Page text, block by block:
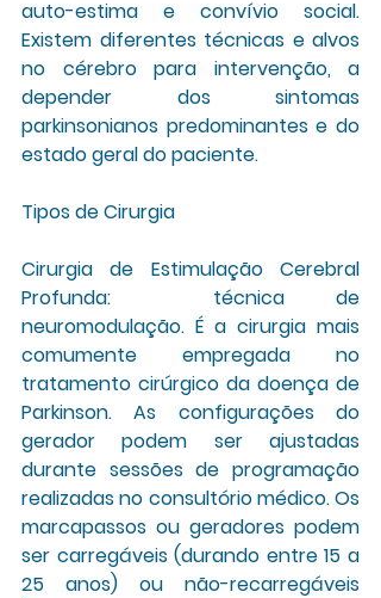
auto-estima e convívio social.
Existem diferentes técnicas e alvos
no cérebro para intervenção, a
depender dos sintomas
parkinsonianos predominantes e do
estado geral do paciente.
Tipos de Cirurgia
Cirurgia de Estimulação Cerebral
Profunda:
técnica de
neuromodulação. É a cirurgia mais
comumente empregada no
tratamento cirúrgico da doença de
Parkinson. As configurações do
gerador podem ser ajustadas
durante sessões de programação
realizadas no consultório médico. Os
marcapassos ou geradores podem
ser carregáveis (durando entre 15 a
25 anos) ou não-recarregáveis